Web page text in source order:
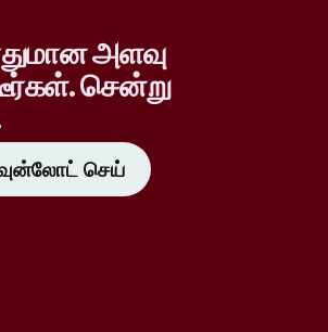
அளவு
சென்று
செய்